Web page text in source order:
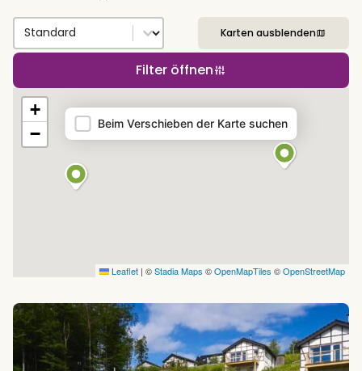
Filter öffnen
Sort by
Sort content Karten ausblenden
Map
+
−
Leaflet | ©Stadia Maps ©OpenMapTiles ©OpenStreetMap
Beim Verschieben der Karte suchen